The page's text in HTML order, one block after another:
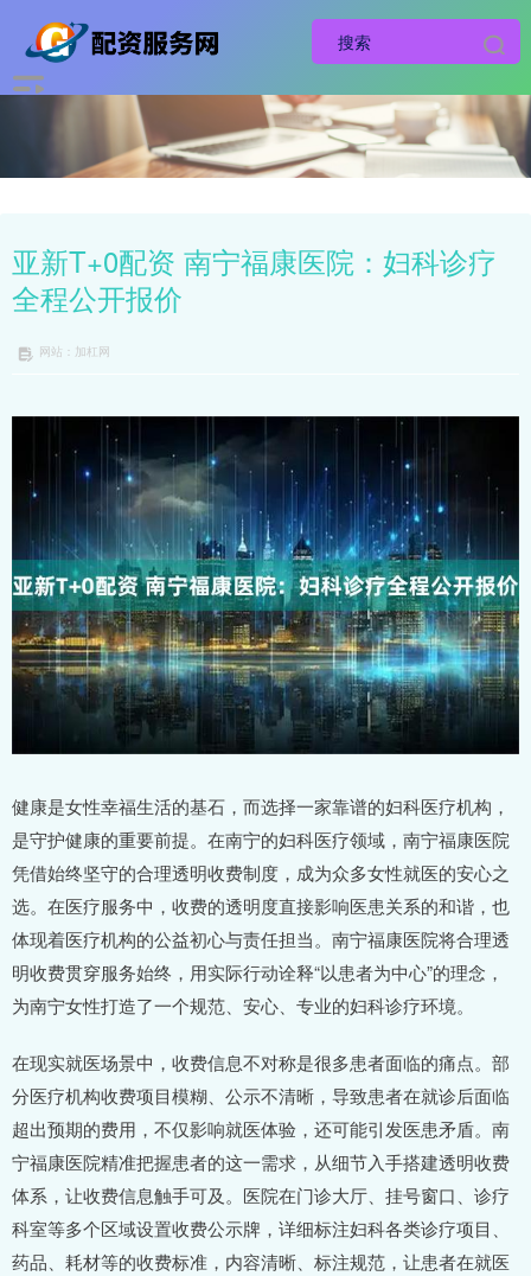
亚新T+0配资 南宁福康医院：妇科诊疗
全程公开报价
网站：加杠网
健康是女性幸福生活的基石，而选择一家靠谱的妇科医疗机构，
是守护健康的重要前提。在南宁的妇科医疗领域，南宁福康医院
凭借始终坚守的合理透明收费制度，成为众多女性就医的安心之
选。在医疗服务中，收费的透明度直接影响医患关系的和谐，也
体现着医疗机构的公益初心与责任担当。南宁福康医院将合理透
明收费贯穿服务始终，用实际行动诠释“以患者为中心”的理念，
为南宁女性打造了一个规范、安心、专业的妇科诊疗环境。
在现实就医场景中，收费信息不对称是很多患者面临的痛点。部
分医疗机构收费项目模糊、公示不清晰，导致患者在就诊后面临
超出预期的费用，不仅影响就医体验，还可能引发医患矛盾。南
宁福康医院精准把握患者的这一需求，从细节入手搭建透明收费
体系，让收费信息触手可及。医院在门诊大厅、挂号窗口、诊疗
科室等多个区域设置收费公示牌，详细标注妇科各类诊疗项目、
药品、耗材等的收费标准，内容清晰、标注规范，让患者在就医